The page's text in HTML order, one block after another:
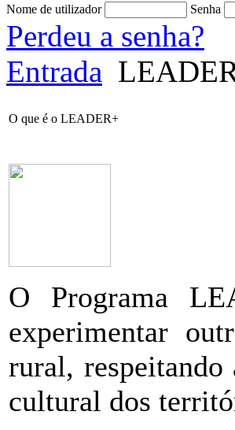
Nome de utilizador Senha
Perdeu a senha?
Entrada
O que é o LEADER+
O Programa
experimentar
rural,
cultural dos